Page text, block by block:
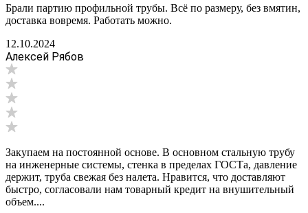
Брали партию профильной трубы. Всё по размеру, без вмятин,
доставка вовремя. Работать можно.
12.10.2024
Алексей Рябов
Закупаем на постоянной основе. В основном стальную трубу
на инженерные системы, стенка в пределах ГОСТа, давление
держит, труба свежая без налета. Нравится, что доставляют
быстро, согласовали нам товарный кредит на внушительный
объем....